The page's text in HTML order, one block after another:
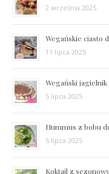
2 września 2025
Wegańskie ciasto
11 lipca 2025
Wegański
5 lipca 2025
Hummus z bobu
5 lipca 2025
Koktajl z